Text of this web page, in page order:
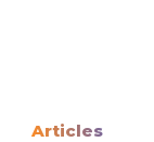
Articles